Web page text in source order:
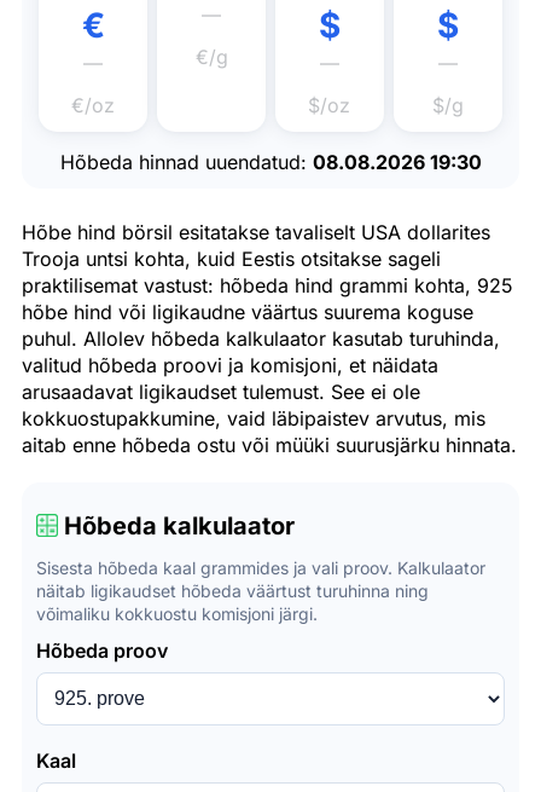
€
—
€/oz
—
€/g
$
—
$/oz
$
—
$/g
Hõbeda hinnad uuendatud: 08.08.2026 19:30
Hõbe hind börsil esitatakse tavaliselt USA dollarites
Trooja untsi kohta, kuid Eestis otsitakse sageli
praktilisemat vastust: hõbeda hind grammi kohta, 925
hõbe hind või ligikaudne väärtus suurema koguse
puhul. Allolev hõbeda kalkulaator kasutab turuhinda,
valitud hõbeda proovi ja komisjoni, et näidata
arusaadavat ligikaudset tulemust. See ei ole
kokkuostupakkumine, vaid läbipaistev arvutus, mis
aitab enne hõbeda ostu või müüki suurusjärku hinnata.
Hõbeda kalkulaator
Sisesta hõbeda kaal grammides ja vali proov. Kalkulaator
näitab ligikaudset hõbeda väärtust turuhinna ning
võimaliku kokkuostu komisjoni järgi.
Hõbeda proov
Kaal